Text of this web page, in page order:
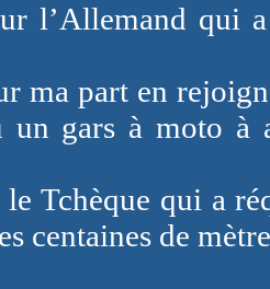
l’Allemand qui
ma part en
un gars à moto à
Tchèque qui a
centaines de